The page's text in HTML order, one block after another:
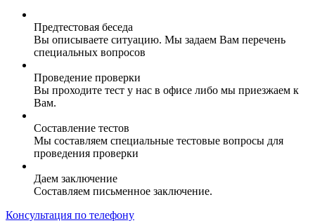
Предтестовая беседа
Вы описываете ситуацию. Мы задаем Вам перечень
специальных вопросов
Проведение проверки
Вы проходите тест у нас в офисе либо мы приезжаем к
Вам.
Составление тестов
Мы составляем специальные тестовые вопросы для
проведения проверки
Даем заключение
Составляем письменное заключение.
Консультация по телефону